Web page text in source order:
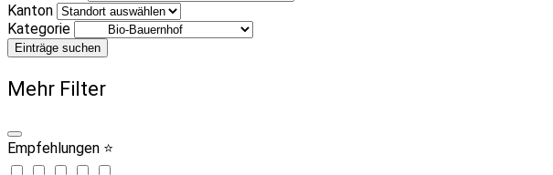
Kanton
Kategorie
Einträge suchen
Mehr Filter
Empfehlungen ⭐